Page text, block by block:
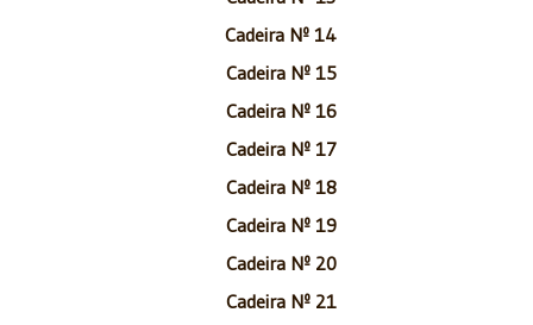
Cadeira Nº 14
Cadeira Nº 15
Cadeira Nº 16
Cadeira Nº 17
Cadeira Nº 18
Cadeira Nº 19
Cadeira Nº 20
Cadeira Nº 21